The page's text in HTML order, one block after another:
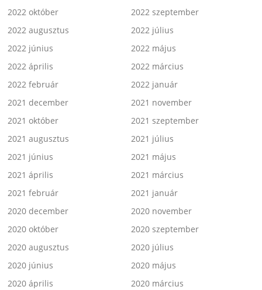
2022 október
2022 szeptember
2022 augusztus
2022 július
2022 június
2022 május
2022 április
2022 március
2022 február
2022 január
2021 december
2021 november
2021 október
2021 szeptember
2021 augusztus
2021 július
2021 június
2021 május
2021 április
2021 március
2021 február
2021 január
2020 december
2020 november
2020 október
2020 szeptember
2020 augusztus
2020 július
2020 június
2020 május
2020 április
2020 március